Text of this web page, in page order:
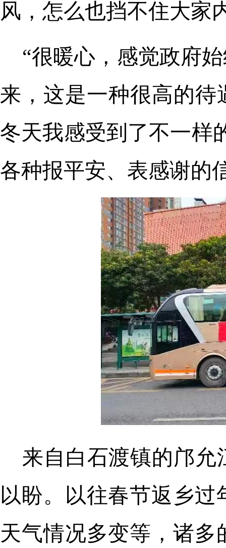
风，怎么也挡不住大家
“很暖心，感觉政府
来，这是一种很高的待
冬天我感受到了不一样
各种报平安、表感谢的
来自白石渡镇的邝允
以盼。以往春节返乡
天气情况多变等，诸